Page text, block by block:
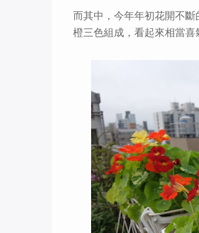
而其中，今年年初花開不斷
橙三色組成，看起來相當喜